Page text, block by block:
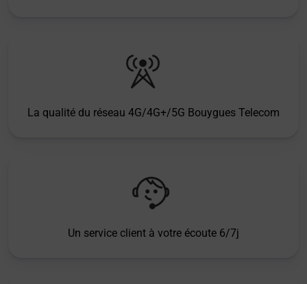
La qualité du réseau 4G/4G+/5G Bouygues Telecom
Un service client à votre écoute 6/7j